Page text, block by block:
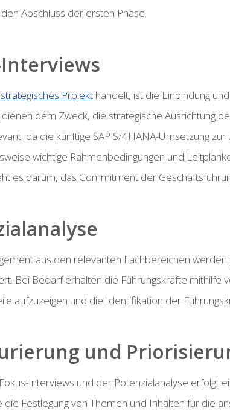
Abschluss der ersten Phase.
Projekthandelt, ist die Einbindung
dem Zweck, die strategische Ausrichtung
da die künftige SAP S/4HANA-Umsetzung
wichtige Rahmenbedingungen und
es darum, das Commitment der
aus den relevanten Fachbereichen
Bei Bedarf erhalten die Führungskräfte
aufzuzeigen und die Identifikation der
und
Interviews und der Potenzialanalyse erfolgt
Festlegung von Themen und Inhalten für die